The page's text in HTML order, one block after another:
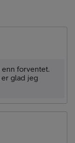
forventet.
glad jeg